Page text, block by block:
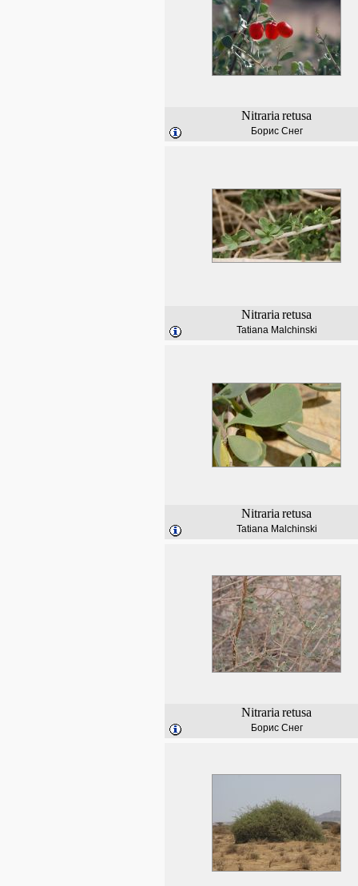
Nitraria retusa
Борис Снег
Nitraria retusa
Tatiana Malchinski
Nitraria retusa
Tatiana Malchinski
Nitraria retusa
Борис Снег